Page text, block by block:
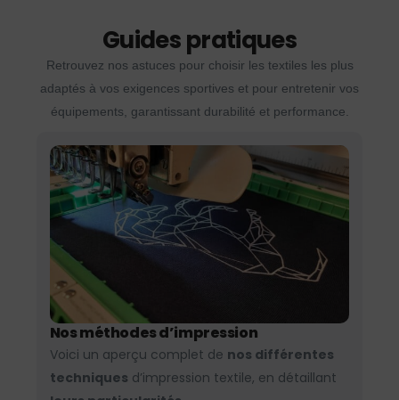
Guides pratiques
Retrouvez nos astuces pour choisir les textiles les plus
adaptés à vos exigences sportives et pour entretenir vos
équipements, garantissant durabilité et performance.
Nos méthodes d’impression
Voici un aperçu complet de nos différentes
techniques d’impression textile, en détaillant